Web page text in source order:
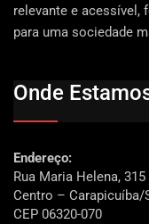
relevante e acessível,
para uma sociedade
Onde
Endereço:
Rua Maria Helena, 315
Centro – Carapicuíba/
CEP 06320-070